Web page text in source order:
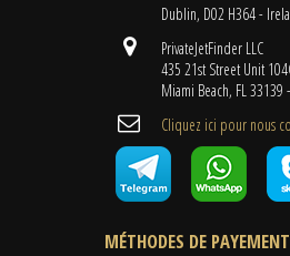
Dublin, D02 H364 -
PrivateJetFinder LLC
435 21st Street Unit
Miami Beach, FL 33139
Cliquez ici pour nous
MÉTHODES DE PAYEMENT